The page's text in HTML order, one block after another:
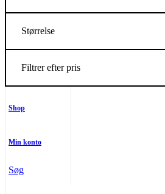
Størrelse
Filtrer efter pris
Shop
Min konto
Søg